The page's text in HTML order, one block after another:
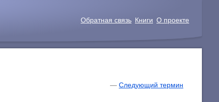
Обратная связь Книги О проекте
—Следующий термин